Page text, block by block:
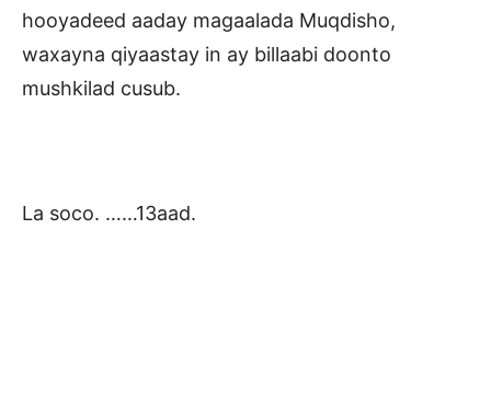
hooyadeed aaday magaalada Muqdisho,
waxayna qiyaastay in ay billaabi doonto
mushkilad cusub.
La soco. ……13aad.